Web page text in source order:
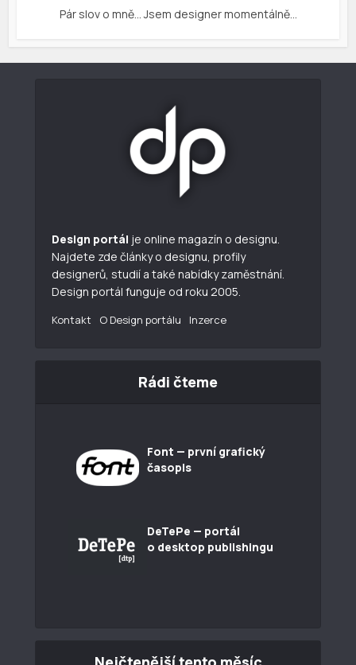
Pár slov o mně… Jsem designer momentálně…
Design portál je online magazín o designu.
Najdete zde články o designu, profily
designerů, studií a také nabídky zaměstnání.
Design portál funguje od roku 2005.
Kontakt O Design portálu Inzerce
Rádi čteme
Font — první grafický
časopis
DeTePe — portál
o desktop publishingu